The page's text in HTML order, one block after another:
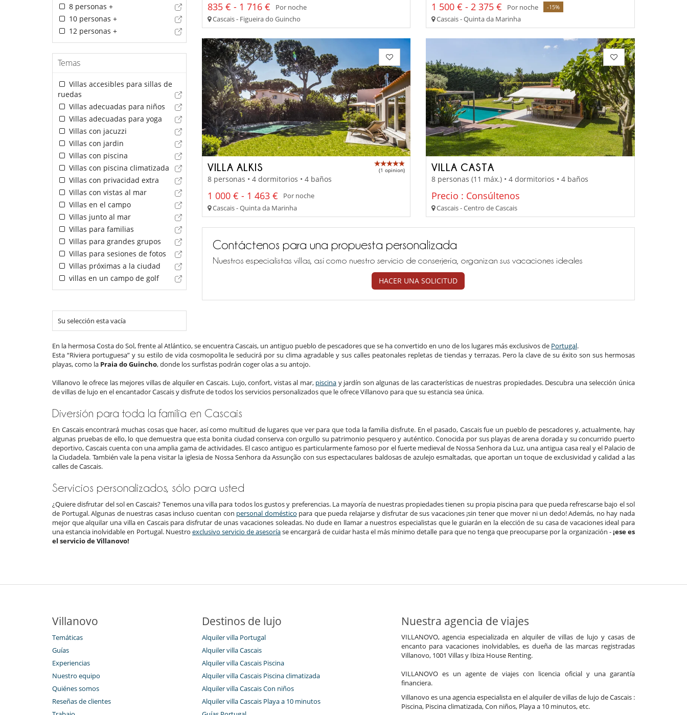
8 personas +
10 personas +
12 personas +
Temas
Villas accesibles para sillas de
ruedas
Villas adecuadas para niños
Villas adecuadas para yoga
Villas con jacuzzi
Villas con jardin
Villas con piscina
Villas con piscina climatizada
Villas con privacidad extra
Villas con vistas al mar
Villas en el campo
Villas junto al mar
Villas para familias
Villas para grandes grupos
Villas para sesiones de fotos
Villas próximas a la ciudad
villas en un campo de golf
Su selección esta vacía
835 € - 1 716 €
Por noche
Cascais - Figueira do Guincho
1 500 € - 2 375 € Por noche -15%
Cascais - Quinta da Marinha
VILLA ALKIS (1 opinion)
8 personas • 4 dormitorios • 4 baños
1 000 € - 1 463 €
Por noche
Cascais - Quinta da Marinha
VILLA CASTA
8 personas (11 máx.) • 4 dormitorios • 4 baños
Precio : Consúltenos
Cascais - Centro de Cascais
Contáctenos para una propuesta personalizada
Nuestros especialistas villas, así como nuestro servicio de conserjería, organizan sus vacaciones ideales
HACER UNA SOLICITUD
En la hermosa Costa do Sol, frente al Atlántico, se encuentra Cascais, un antiguo pueblo de pescadores que se ha convertido en uno de los lugares más exclusivos de Portugal.
Esta “Riviera portuguesa” y su estilo de vida cosmopolita le seducirá por su clima agradable y sus calles peatonales repletas de tiendas y terrazas. Pero la clave de su éxito son sus hermosas
playas, como la Praia do Guincho, donde los surfistas podrán coger olas a su antojo.
Villanovo le ofrece las mejores villas de alquiler en Cascais. Lujo, confort, vistas al mar, piscina y jardín son algunas de las características de nuestras propiedades. Descubra una selección única
de villas de lujo en el encantador Cascais y disfrute de todos los servicios personalizados que le ofrece Villanovo para que su estancia sea única.
Diversión para toda la familia en Cascais
En Cascais encontrará muchas cosas que hacer, así como multitud de lugares que ver para que toda la familia disfrute. En el pasado, Cascais fue un pueblo de pescadores y, actualmente, hay
algunas pruebas de ello, lo que demuestra que esta bonita ciudad conserva con orgullo su patrimonio pesquero y auténtico. Conocida por sus playas de arena dorada y su concurrido puerto
deportivo, Cascais cuenta con una amplia gama de actividades. El casco antiguo es particularmente famoso por el fuerte medieval de Nossa Senhora da Luz, una antigua casa real y el Palacio de
la Ciudadela. También vale la pena visitar la iglesia de Nossa Senhora da Assunção con sus espectaculares baldosas de azulejo esmaltadas, que aportan un toque de exclusividad y calidad a las
calles de Cascais.
Servicios personalizados, sólo para usted
¿Quiere disfrutar del sol en Cascais? Tenemos una villa para todos los gustos y preferencias. La mayoría de nuestras propiedades tienen su propia piscina para que pueda refrescarse bajo el sol
de Portugal. Algunas de nuestras casas incluso cuentan con personal doméstico para que pueda relajarse y disfrutar de sus vacaciones ¡sin tener que mover ni un dedo! Además, no hay nada
mejor que alquilar una villa en Cascais para disfrutar de unas vacaciones soleadas. No dude en llamar a nuestros especialistas que le guiarán en la elección de su casa de vacaciones ideal para
una estancia inolvidable en Portugal. Nuestro exclusivo servicio de asesoríase encargará de cuidar hasta el más mínimo detalle para que no tenga que preocuparse por la organización -¡ese es
el servicio de Villanovo!
Villanovo
Temáticas
Guías
Experiencias
Nuestro equipo
Quiénes somos
Reseñas de clientes
Destinos de lujo
Alquiler villa Portugal
Alquiler villa Cascais
Alquiler villa Cascais Piscina
Alquiler villa Cascais Piscina climatizada
Alquiler villa Cascais Con niños
Alquiler villa Cascais Playa a 10 minutos
Nuestra agencia de viajes
VILLANOVO, agencia especializada en alquiler de villas de lujo y casas de
encanto para vacaciones inolvidables, es dueña de las marcas registradas
Villanovo, 1001 Villas y Ibiza House Renting.
VILLANOVO es un agente de viajes con licencia oficial y una garantía
financiera.
Villanovo es una agencia especialista en el alquiler de villas de lujo de Cascais :
Piscina, Piscina climatizada, Con niños, Playa a 10 minutos, etc.